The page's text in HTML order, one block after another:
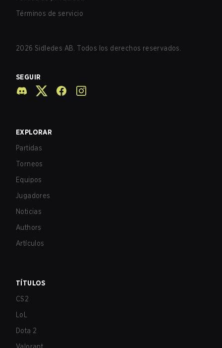
Términos de servicio
2026 Sidledes AB. Todos los derechos reservados.
SEGUIR
EXPLORAR
Partidas
Torneos
Equipos
Jugadores
Noticias
Authors
Artículos
TÍTULOS
CS2
LoL
Dota 2